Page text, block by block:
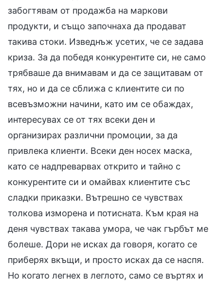
забогтявам от продажба на маркови
продукти, и също започнаха да продават
такива стоки. Изведнъж усетих, че се задава
криза. За да победя конкурентите си, не само
трябваше да внимавам и да се защитавам от
тях, но и да се сближа с клиентите си по
всевъзможни начини, като им се обаждах,
интересувах се от тях всеки ден и
организирах различни промоции, за да
привлека клиенти. Всеки ден носех маска,
като се надпреварвах открито и тайно с
конкурентите си и омайвах клиентите със
сладки приказки. Вътрешно се чувствах
толкова изморена и потисната. Към края на
деня чувствах такава умора, че чак гърбът ме
болеше. Дори не исках да говоря, когато се
приберях вкъщи, и просто исках да се наспя.
Но когато легнех в леглото, само се въртях и